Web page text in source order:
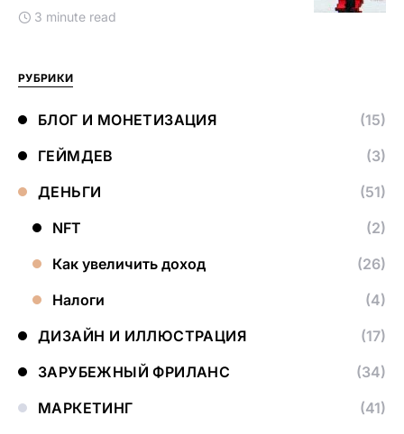
3 minute read
РУБРИКИ
БЛОГ И МОНЕТИЗАЦИЯ
(15)
ГЕЙМДЕВ
(3)
ДЕНЬГИ
(51)
NFT
(2)
Как увеличить доход
(26)
Налоги
(4)
ДИЗАЙН И ИЛЛЮСТРАЦИЯ
(17)
ЗАРУБЕЖНЫЙ ФРИЛАНС
(34)
МАРКЕТИНГ
(41)